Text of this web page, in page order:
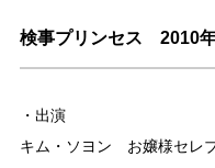
検事プリンセス 2010
・出演
キム・ソヨン お嬢様セレ